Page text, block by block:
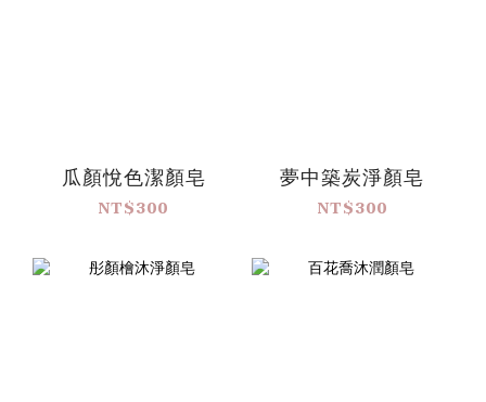
瓜顏悅色潔顏皂
NT$300
夢中築炭淨顏皂
NT$300